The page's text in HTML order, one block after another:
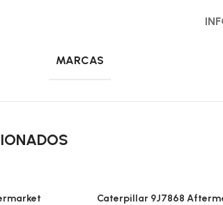
MARCAS
Caterpillar 9J7868